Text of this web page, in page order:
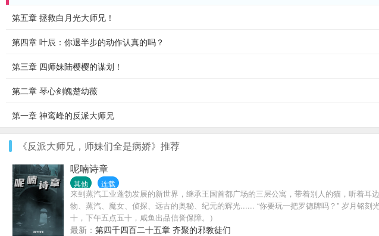
第五章 拯救白月光大师兄！
第四章 叶辰：你退半步的动作认真的吗？
第三章 四师妹陆樱樱的谋划！
第二章 琴心剑魄楚幼薇
第一章 神鸾峰的反派大师兄
《反派大师兄，师妹们全是病娇》推荐
呢喃诗章
其他 连载
来到蒸汽工业蓬勃发展的新世界，继承王国首都广场的三层公寓，带着别人的猫，听着
物、蒸汽、魔女、侦探、远古的奥秘、纪元的辉光...... “你要玩一把罗德牌吗？” 岁月铭
十，下午五点五十，咸鱼出品信誉保障。）
最新： 第四千四百二十五章 齐聚的邪教徒们